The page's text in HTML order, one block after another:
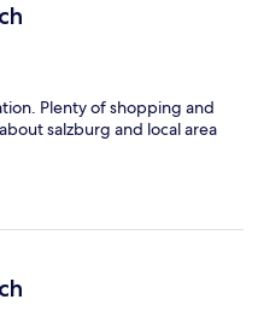
Plenty of shopping and
salzburg and local area